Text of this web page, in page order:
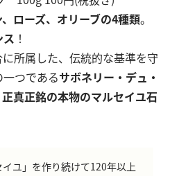
ローズ、オリーブの4種類。
ス ！
所属した、伝統的な基準を守
つであるサボネリー・デュ・
正真正銘の本物のマルセイユ石
ユ」を作り続けて120年以上